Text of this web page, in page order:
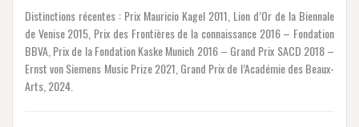
Distinctions récentes : Prix Mauricio Kagel 2011, Lion d’Or de la Biennale
de Venise 2015, Prix des Frontières de la connaissance 2016 – Fondation
BBVA, Prix de la Fondation Kaske Munich 2016 – Grand Prix SACD 2018 –
Ernst von Siemens Music Prize 2021, Grand Prix de l’Académie des Beaux-
Arts, 2024.